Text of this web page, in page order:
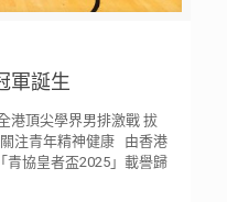
軍誕生
港頂尖學界男排激戰 拔
注青年精神健康 由香港
青協皇者盃2025」載譽歸